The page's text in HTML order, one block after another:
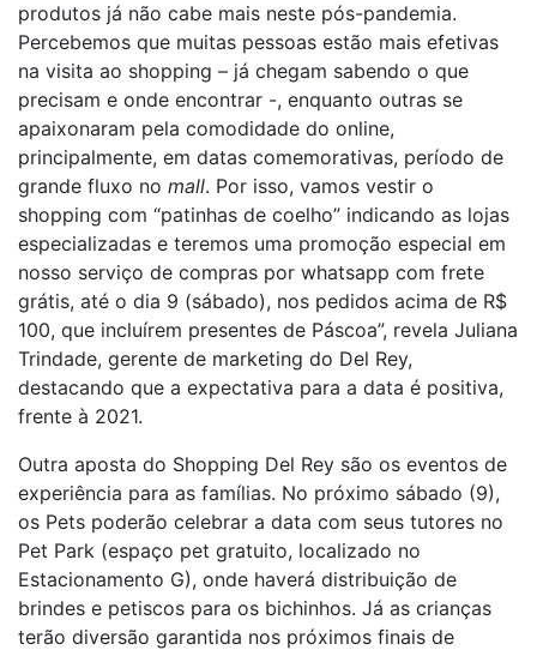
produtos já não cabe mais neste pós-pandemia.
Percebemos que muitas pessoas estão mais efetivas
na visita ao shopping – já chegam sabendo o que
precisam e onde encontrar -, enquanto outras se
apaixonaram pela comodidade do online,
principalmente, em datas comemorativas, período de
grande fluxo no mall. Por isso, vamos vestir o
shopping com “patinhas de coelho” indicando as lojas
especializadas e teremos uma promoção especial em
nosso serviço de compras por whatsapp com frete
grátis, até o dia 9 (sábado), nos pedidos acima de R$
100, que incluírem presentes de Páscoa”, revela Juliana
Trindade, gerente de marketing do Del Rey,
destacando que a expectativa para a data é positiva,
frente à 2021.
Outra aposta do Shopping Del Rey são os eventos de
experiência para as famílias. No próximo sábado (9),
os Pets poderão celebrar a data com seus tutores no
Pet Park (espaço pet gratuito, localizado no
Estacionamento G), onde haverá distribuição de
brindes e petiscos para os bichinhos. Já as crianças
terão diversão garantida nos próximos finais de